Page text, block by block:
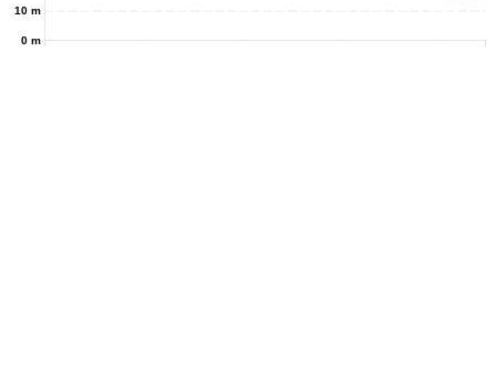
0 m
10 m